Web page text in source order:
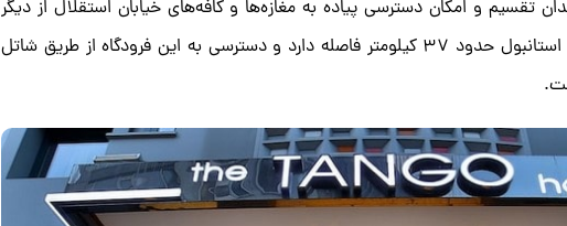
تقسیم و امکان دسترسی پیاده به مغازه‌ها و کافه‌های خیابان استقلال از دیگر
مزایای این هتل است. هتل تانگو تا فرودگاه استانبول حدود ۳۷ کیلومتر فاصله دارد و دسترسی به این فرودگاه از طریق شاتل